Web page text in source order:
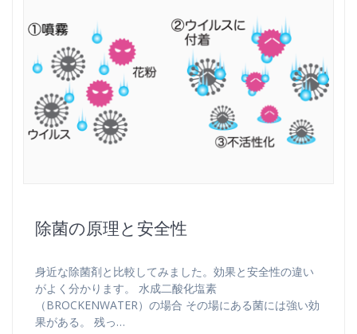
除菌の原理と安全性
身近な除菌剤と比較してみました。効果と安全性の違い
がよく分かります。 水成二酸化塩素
（BROCKENWATER）の場合 その場にある菌には強い効
果がある。 残っ…